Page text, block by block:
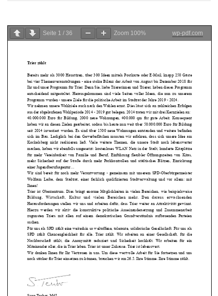
Seite 1 / 36 Zoom 100% wp-pdf.com